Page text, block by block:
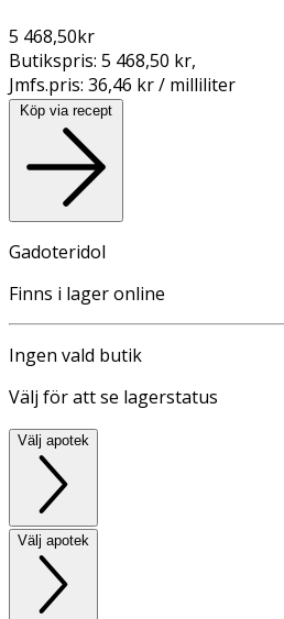
5 468,50kr
Butikspris: 5 468,50 kr,
Jmfs.pris: 36,46 kr / milliliter
Köp via recept
Gadoteridol
Finns i lager online
Ingen vald butik
Välj för att se lagerstatus
Välj apotek
Välj apotek